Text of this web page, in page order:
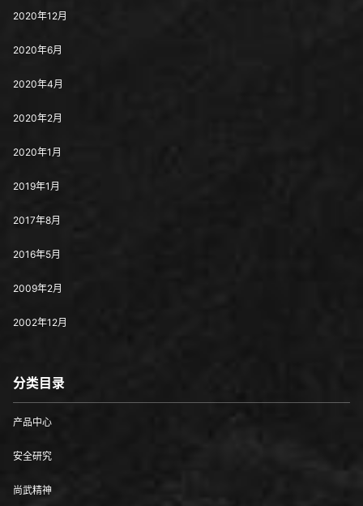
2020年12月
2020年6月
2020年4月
2020年2月
2020年1月
2019年1月
2017年8月
2016年5月
2009年2月
2002年12月
分类目录
产品中心
安全研究
尚武精神